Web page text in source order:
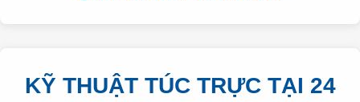
KỸ THUẬT TÚC TRỰC TẠI 24